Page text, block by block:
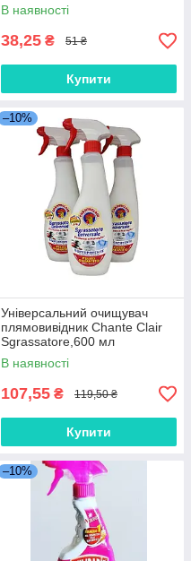
В наявності
38,25 ₴ 51 ₴
Купити
–10%
Універсальний очищувач
плямовивідник Chante Clair
Sgrassatore,600 мл
В наявності
107,55 ₴ 119,50 ₴
Купити
–10%